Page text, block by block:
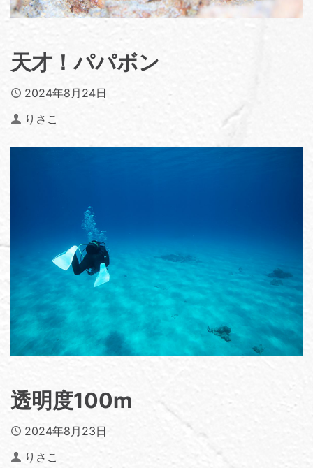
天才！パパボン
Published
2024年8月24日
Author
りさこ
透明度100m
Published
2024年8月23日
Author
りさこ